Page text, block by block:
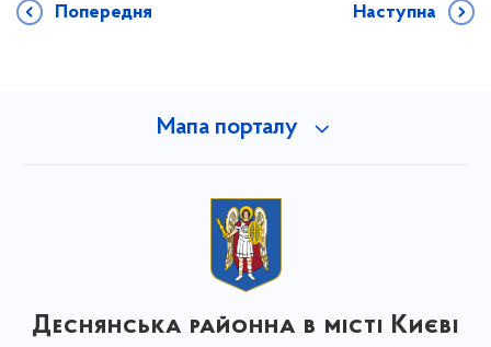
Попередня Наступна
Мапа порталу
Деснянська районна в місті Києві